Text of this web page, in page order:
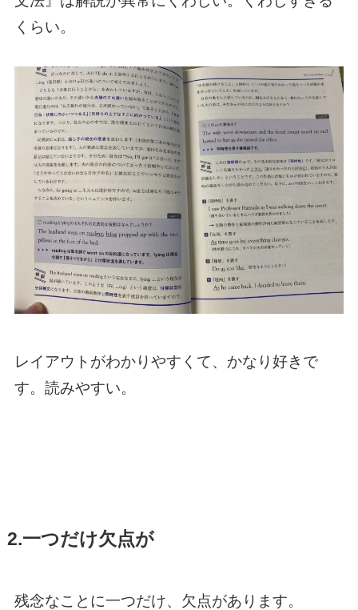
くらい。
レイアウトがわかりやすくて、かなり好きで
す。読みやすい。
2.一つだけ欠点が
残念なことに一つだけ、欠点があります。